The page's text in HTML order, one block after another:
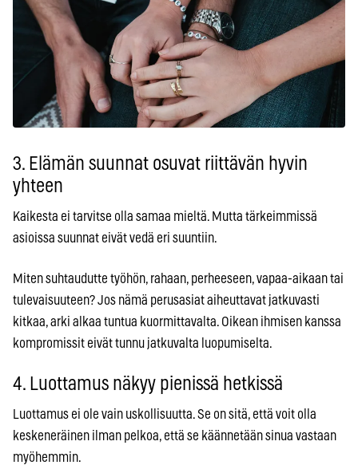
3. Elämän suunnat osuvat riittävän hyvin
yhteen
Kaikesta ei tarvitse olla samaa mieltä. Mutta tärkeimmissä
asioissa suunnat eivät vedä eri suuntiin.
Miten suhtaudutte työhön, rahaan, perheeseen, vapaa-aikaan tai
tulevaisuuteen? Jos nämä perusasiat aiheuttavat jatkuvasti
kitkaa, arki alkaa tuntua kuormittavalta. Oikean ihmisen kanssa
kompromissit eivät tunnu jatkuvalta luopumiselta.
4. Luottamus näkyy pienissä hetkissä
Luottamus ei ole vain uskollisuutta. Se on sitä, että voit olla
keskeneräinen ilman pelkoa, että se käännetään sinua vastaan
myöhemmin.